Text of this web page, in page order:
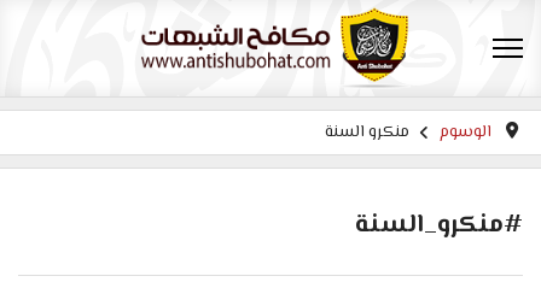
الوسوم منكرو السنة
#منكرو_السنة